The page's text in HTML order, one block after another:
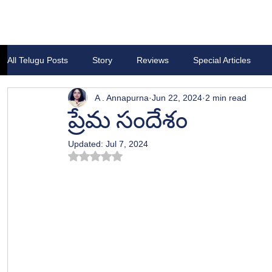
All Telugu Posts Story Reviews Special Articles
ప్రేమ సందేశం
A . Annapurna Jun 22, 2024 2 min read
Updated: Jul 7, 2024
Rated NaN out of 5 stars.